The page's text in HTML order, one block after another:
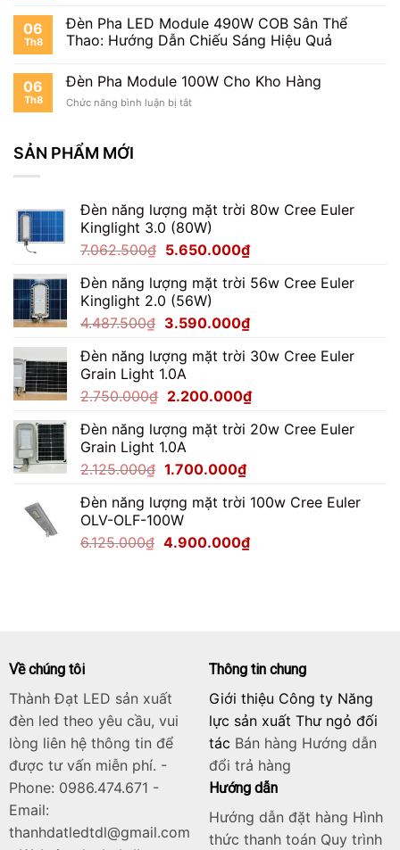
Driver
Đèn
Pha
Có
Không?
06
Th8
Đèn Pha LED Module 490W COB Sân Thể
Thao: Hướng Dẫn Chiếu Sáng Hiệu Quả
06
Th8
Đèn Pha Module 100W Cho Kho Hàng
Chức năng bình luận bị tắtở
Hàng
SẢN PHẨM MỚI
Đèn năng lượng mặt trời 80w Cree Euler
Kinglight 3.0 (80W)
7.062.500₫ Giá
là:
7.062.500₫.
5.650.000₫Giá
tại
5.650.000₫.
Đèn năng lượng mặt trời 56w Cree Euler
Kinglight 2.0 (56W)
4.487.500₫ Giá
là:
4.487.500₫.
3.590.000₫Giá
tại
3.590.000₫.
Đèn năng lượng mặt trời 30w Cree Euler
Grain Light 1.0A
2.750.000₫ Giá
là:
2.750.000₫.
2.200.000₫Giá
tại
Đèn năng lượng mặt trời 20w Cree Euler
Grain Light 1.0A
2.125.000₫ Giá
là:
2.125.000₫.
1.700.000₫Giá
tại
1.700.000₫.
Đèn năng lượng mặt trời 100w Cree Euler
OLV-OLF-100W
6.125.000₫ Giá
4.900.000₫Giá
Về chúng tôi
Thành Đạt LED sản xuất
đèn led theo yêu cầu, vui
lòng liên hệ thông tin để
được tư vấn miễn phí. -
Phone: 0986.474.671 -
Email:
thanhdatledtdl@gmail.com
Thông tin chung
Giới thiệu Công ty Năng
lực sản xuất Thư ngỏ đối
tác Bán hàng Hướng dẫn
đổi trả hàng
Hướng dẫn
Hướng dẫn đặt hàng Hình
thức thanh toán Quy trình